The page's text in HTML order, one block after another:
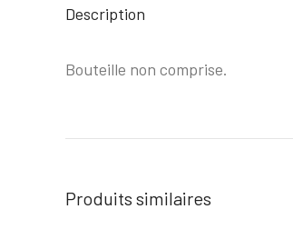
Description
Bouteille non comprise.
Produits similaires